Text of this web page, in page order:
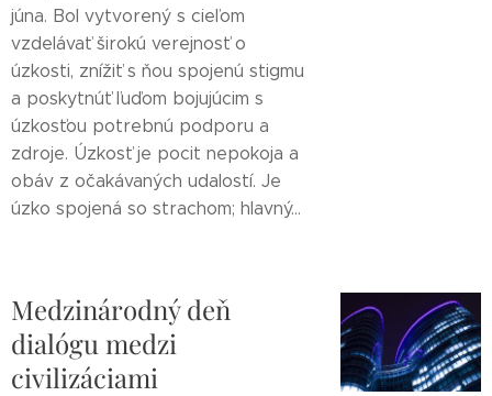
júna. Bol vytvorený s cieľom
vzdelávať širokú verejnosť o
úzkosti, znížiť s ňou spojenú stigmu
a poskytnúť ľuďom bojujúcim s
úzkosťou potrebnú podporu a
zdroje. Úzkosť je pocit nepokoja a
obáv z očakávaných udalostí. Je
úzko spojená so strachom; hlavný...
Medzinárodný deň
dialógu medzi
civilizáciami